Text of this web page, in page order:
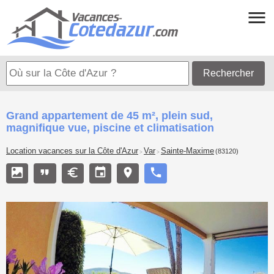
Rechercher
Grand appartement de 45 m², plein sud,
magnifique vue, piscine et climatisation
Location vacances sur la Côte d'Azur > Var > Sainte-Maxime(83120)